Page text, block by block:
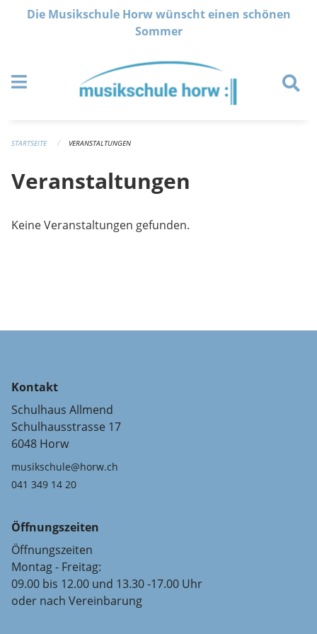
Navigation überspringen
Die Musikschule Horw wünscht einen schönen
Sommer
STARTSEITE VERANSTALTUNGEN
Veranstaltungen
Keine Veranstaltungen gefunden.
Kontakt
Schulhaus Allmend
Schulhausstrasse 17
6048 Horw
musikschule@horw.ch
041 349 14 20
Öffnungszeiten
Öffnungszeiten
Montag - Freitag:
09.00 bis 12.00 und 13.30 -17.00 Uhr
oder nach Vereinbarung